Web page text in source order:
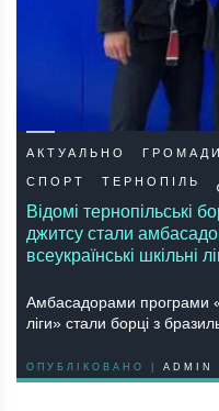
АКТУАЛЬНО ГРОМАДИ
СПОРТ ТЕРНОПІЛЬ
Відомі тернопільські
джитсу стали
всеукраїнські шкільні
Амбасадорами програми
ліги» стали борці з
ОПУБЛІКОВАНО | ADMIN